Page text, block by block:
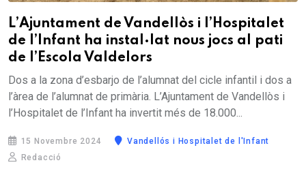
L’Ajuntament de Vandellòs i l’Hospitalet
de l’Infant ha instal·lat nous jocs al pati
de l’Escola Valdelors
Dos a la zona d’esbarjo de l’alumnat del cicle infantil i dos a
l’àrea de l’alumnat de primària. L’Ajuntament de Vandellòs i
l’Hospitalet de l’Infant ha invertit més de 18.000...
15 Novembre 2024
Vandellós i Hospitalet de l'Infant
Redacció